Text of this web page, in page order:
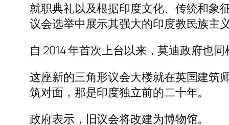
就职典礼以及根据印度文化、传统和象
议会选举中展示其强大的印度教民族主
自 2014 年首次上台以来，莫迪政府也
这座新的三角形议会大楼就在英国建筑
筑对面，那是印度独立前的二十年。
政府表示，旧议会将改建为博物馆。